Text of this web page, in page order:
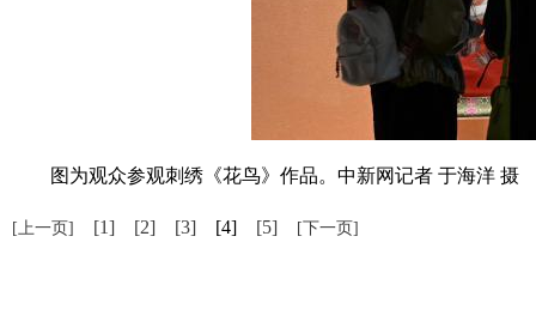
图为观众参观刺绣《花鸟》作品。中新网记者 于海洋 摄
[上一页] [1] [2] [3] [4] [5] [下一页]